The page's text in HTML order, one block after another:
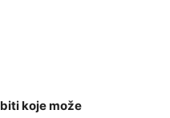
koje može